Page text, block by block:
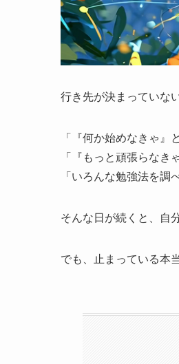
行き先が決まっていな
「『何か始めなきゃ』
「『もっと頑張らなき
「いろんな勉強法を調
そんな日が続くと、自
でも、止まっている本